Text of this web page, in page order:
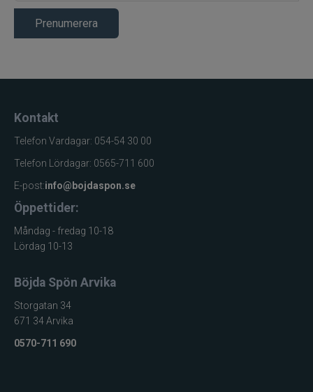
Prenumerera
Kontakt
Telefon Vardagar: 054-54 30 00
Telefon Lördagar: 0565-711 600
E-post:info@bojdaspon.se
Öppettider:
Måndag - fredag 10-18
Lördag 10-13
Böjda Spön Arvika
Storgatan 34
671 34 Arvika
0570-711 690